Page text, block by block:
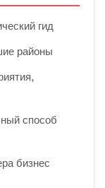
гид
районы
способ
бизнес